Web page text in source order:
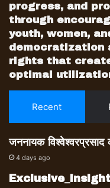
progress, and
through
youth, women,
democratization
rights that
optimal
Recent
जननायक विश्वेश्वरप्रसाद
4 days ago